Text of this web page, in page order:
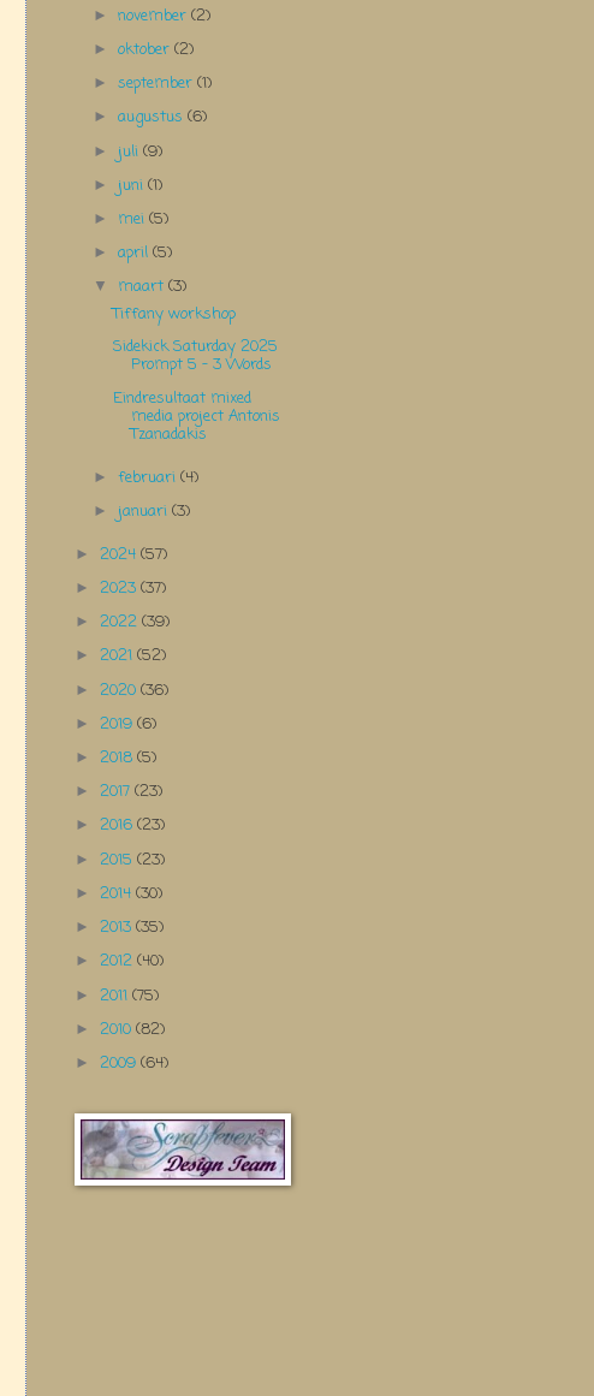
►november(2)
►oktober(2)
►september(1)
►augustus(6)
► juli(9)
► juni(1)
► mei(5)
►april(5)
▼ maart(3)
Tiffany workshop
Sidekick Saturday 2025
Prompt 5 - 3 Words
Eindresultaat mixed
media project Antonis
Tzanadakis
►februari(4)
► januari(3)
► 2024 (57)
► 2023 (37)
► 2022 (39)
► 2021 (52)
► 2020 (36)
► 2019 (6)
► 2018 (5)
► 2017 (23)
► 2016 (23)
► 2015 (23)
► 2014 (30)
► 2013 (35)
► 2012 (40)
► 2011 (75)
► 2010 (82)
► 2009 (64)